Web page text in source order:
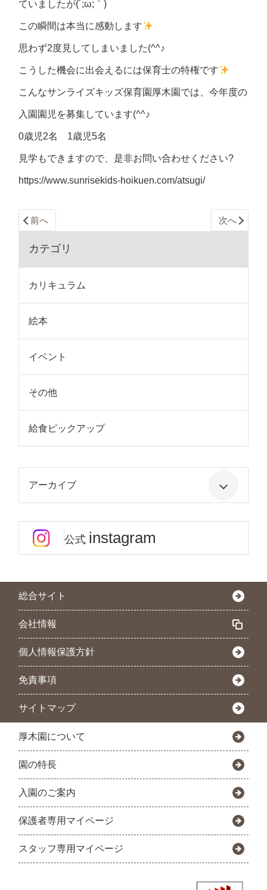
ていましたが(´;ω;｀)
この瞬間は本当に感動します
思わず2度見してしまいました(^^♪
こうした機会に出会えるには保育士の特権です
こんなサンライズキッズ保育園厚木園では、今年度の
入園園児を募集しています(^^♪
0歳児2名 1歳児5名
見学もできますので、是非お問い合わせください?
https://www.sunrisekids-hoikuen.com/atsugi/
前へ 次へ
カテゴリ
カリキュラム
絵本
イベント
その他
給食ピックアップ
アーカイブ
公式 instagram
総合サイト
会社情報
個人情報保護方針
免責事項
サイトマップ
厚木園について
園の特長
入園のご案内
保護者専用マイページ
スタッフ専用マイページ